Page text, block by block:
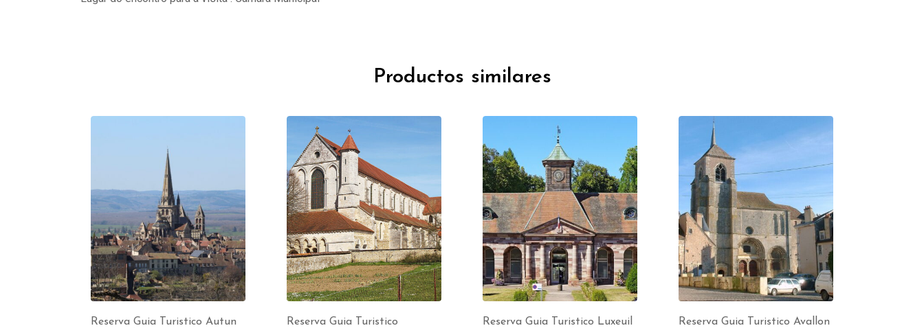
Productos similares
Reserva Guia Turistico Autun
Reserva Guia Turistico
Reserva Guia Turistico Luxeuil
Reserva Guia Turistico Avallon